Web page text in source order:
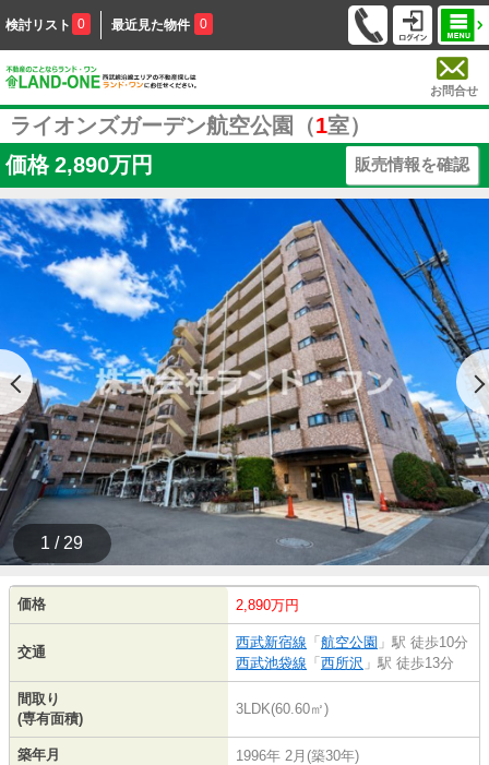
検討リスト 0 最近見た物件 0
お問合せ
ライオンズガーデン航空公園（1室）
価格 2,890万円 販売情報を確認
1 / 29
価格 2,890万円
交通
西武新宿線 「 航空公園 」駅 徒歩10分
西武池袋線 「 西所沢 」駅 徒歩13分
間取り
(専有面積)
3LDK(60.60㎡)
築年月 1996年 2月(築30年)